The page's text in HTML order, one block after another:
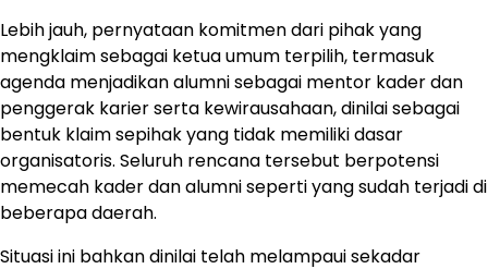
Lebih jauh, pernyataan komitmen dari pihak yang
mengklaim sebagai ketua umum terpilih, termasuk
agenda menjadikan alumni sebagai mentor kader dan
penggerak karier serta kewirausahaan, dinilai sebagai
bentuk klaim sepihak yang tidak memiliki dasar
organisatoris. Seluruh rencana tersebut berpotensi
memecah kader dan alumni seperti yang sudah terjadi di
beberapa daerah.
Situasi ini bahkan dinilai telah melampaui sekadar